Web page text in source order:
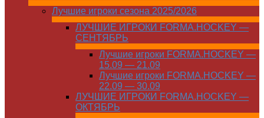
Лучшие игроки сезона 2025/2026
ЛУЧШИЕ ИГРОКИ FORMA.HOCKEY —
СЕНТЯБРЬ
Лучшие игроки FORMA.HOCKEY —
15.09 — 21.09
Лучшие игроки FORMA.HOCKEY —
22.09 — 30.09
ЛУЧШИЕ ИГРОКИ FORMA.HOCKEY —
ОКТЯБРЬ